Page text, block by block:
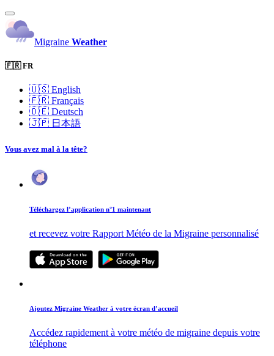
Migraine Weather
🇫🇷 FR
🇺🇸 English
🇫🇷 Français
🇩🇪 Deutsch
🇯🇵 日本語
Vous avez mal à la tête?
Téléchargez l’application n°1 maintenant
et recevez votre Rapport Météo de la Migraine personnalisé
Ajoutez Migraine Weather à votre écran d’accueil
Accédez rapidement à votre météo de migraine depuis votre
téléphone